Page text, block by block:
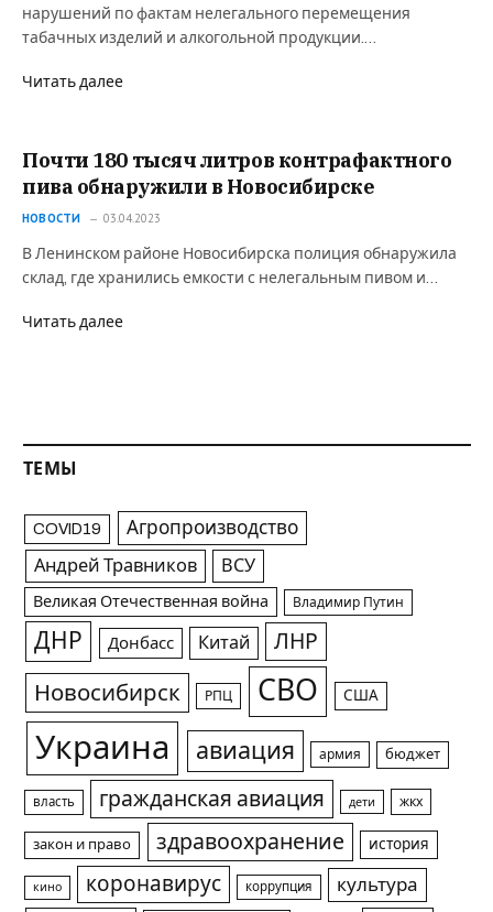
нарушений по фактам нелегального перемещения
табачных изделий и алкогольной продукции.…
Читать далее
Почти 180 тысяч литров контрафактного
пива обнаружили в Новосибирске
НОВОСТИ 03.04.2023
В Ленинском районе Новосибирска полиция обнаружила
склад, где хранились емкости с нелегальным пивом и…
Читать далее
ТЕМЫ
COVID19 Агропроизводство
Андрей Травников ВСУ
Великая Отечественная война Владимир Путин
ДНР Донбасс Китай ЛНР
Новосибирск РПЦ СВО США
Украина авиация армия бюджет
власть гражданская авиация дети жкх
закон и право здравоохранение история
кино коронавирус коррупция
культура